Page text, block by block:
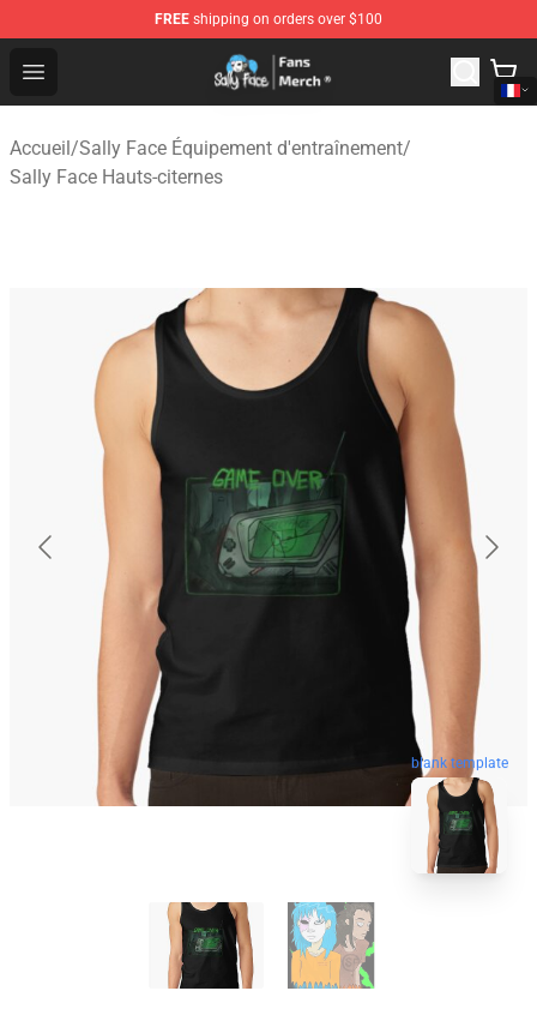
FREE shipping on orders over $100
Open menu
Sally Face Store - Official Sally Face Merchandise Shop
Accueil/Sally Face Équipement d'entraînement/
Sally Face Hauts-citernes
blank template